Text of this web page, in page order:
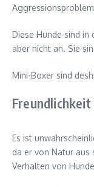
Diese Hunde sind in
aber nicht an. Sie
Mini-Boxer sind
Es ist
da er von Natur aus
Verhalten von